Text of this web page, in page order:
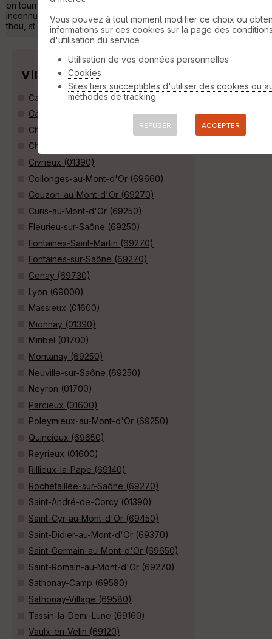
on tourne à droite/à gauche sur des sentiers pour la plupart
inconnus, et quelques points de repères très connus (mont
thou, st »
Villes
Cailloux-sur-Fontaines (69270)
Caluire-et-Cuire (69300)
Champagne-au-Mont-d'Or (69410)
Chasselay (69380)
Civrieux (01390)
Collonges-au-Mont-d'Or (69660)
Couzon-au-Mont-d'Or (69270)
Curis-au-Mont-d'Or (69250)
Fleurieu-sur-Saône (69250)
Fontaines-Saint-Martin (69270)
Fontaines-sur-Saône (69270)
Genay (69730)
Lyon (69000)
Massieux (01600)
Mionnay (01390)
Miribel (01700)
Montanay (69250)
Neuville-sur-Saône (69250)
Neyron (01700)
Parcieux (01600)
Poleymieux-au-Mont-d'Or (69250)
Quincieux (69650)
Reyrieux (01600)
Rillieux-la-Pape (69140)
Rochetaillée-sur-Saône (69270)
Saint-André-de-Corcy (01390)
Saint-Cyr-au-Mont-d'Or (69450)
Saint-Didier-au-Mont-d'Or (69370)
Saint-Germain-au-Mont-d'Or (69650)
Saint-Romain-au-Mont-d'Or (69270)
Sathonay-Camp (69580)
Sathonay-Village (69580)
Tassin-la-Demi-Lune (69160)
Vaulx-en-Velin (69120)
Vous pouvez à tout moment modifier ce choix ou
informations sur ces cookies sur la page des
d'utilisation du service :
Utilisation de vos données personnelles
Cookies
Sites tiers succeptibles d'utiliser des cookies ou
méthodes de tracking
REFUSER ACCEPTER